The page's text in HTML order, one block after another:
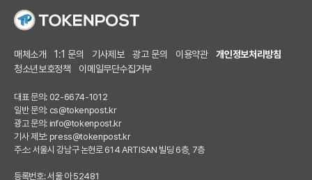
매체소개 1:1 문의 기사제보 광고 문의 이용약관
개인정보처리방침
청소년보호정책
이메일무단수집거부
대표 문의: 02-6674-1012
일반 문의: cs@tokenpost.kr
광고 문의: info@tokenpost.kr
기사 제보: press@tokenpost.kr
주소: 서울시 강남구 논현로 614 ARTISAN 빌딩 6층, 7층
등록번호: 서울 아 52481